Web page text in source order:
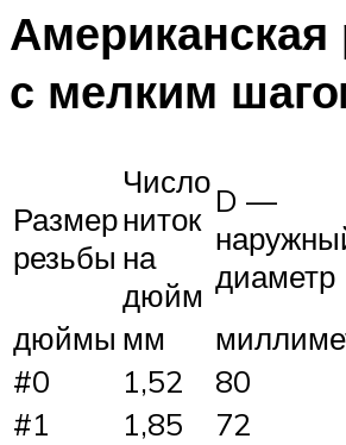
Американская
с мелким
Размер
резьбы
Число
ниток
на
дюйм
D —
диаметр
дюймы мм
#0
1,52 80
#1
1,85 72